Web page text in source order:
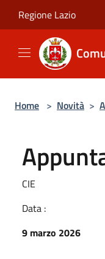
Regione Lazio
Home > Novità >
CIE
Data :
9 marzo 2026